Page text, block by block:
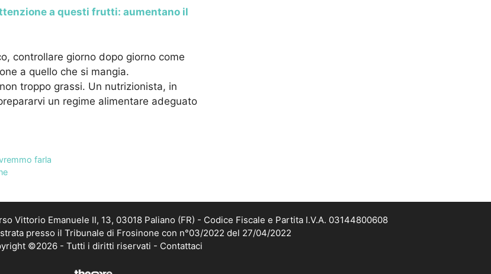
a questi frutti: aumentano il
controllare giorno dopo giorno come
a quello che si mangia.
troppo grassi. Un nutrizionista, in
un regime alimentare adeguato
farla
Vittorio Emanuele II, 13, 03018 Paliano (FR) - Codice Fiscale e Partita I.V.A. 03144800608
presso il Tribunale di Frosinone con n°03/2022 del 27/04/2022
©2026 - Tutti i diritti riservati - Contattaci